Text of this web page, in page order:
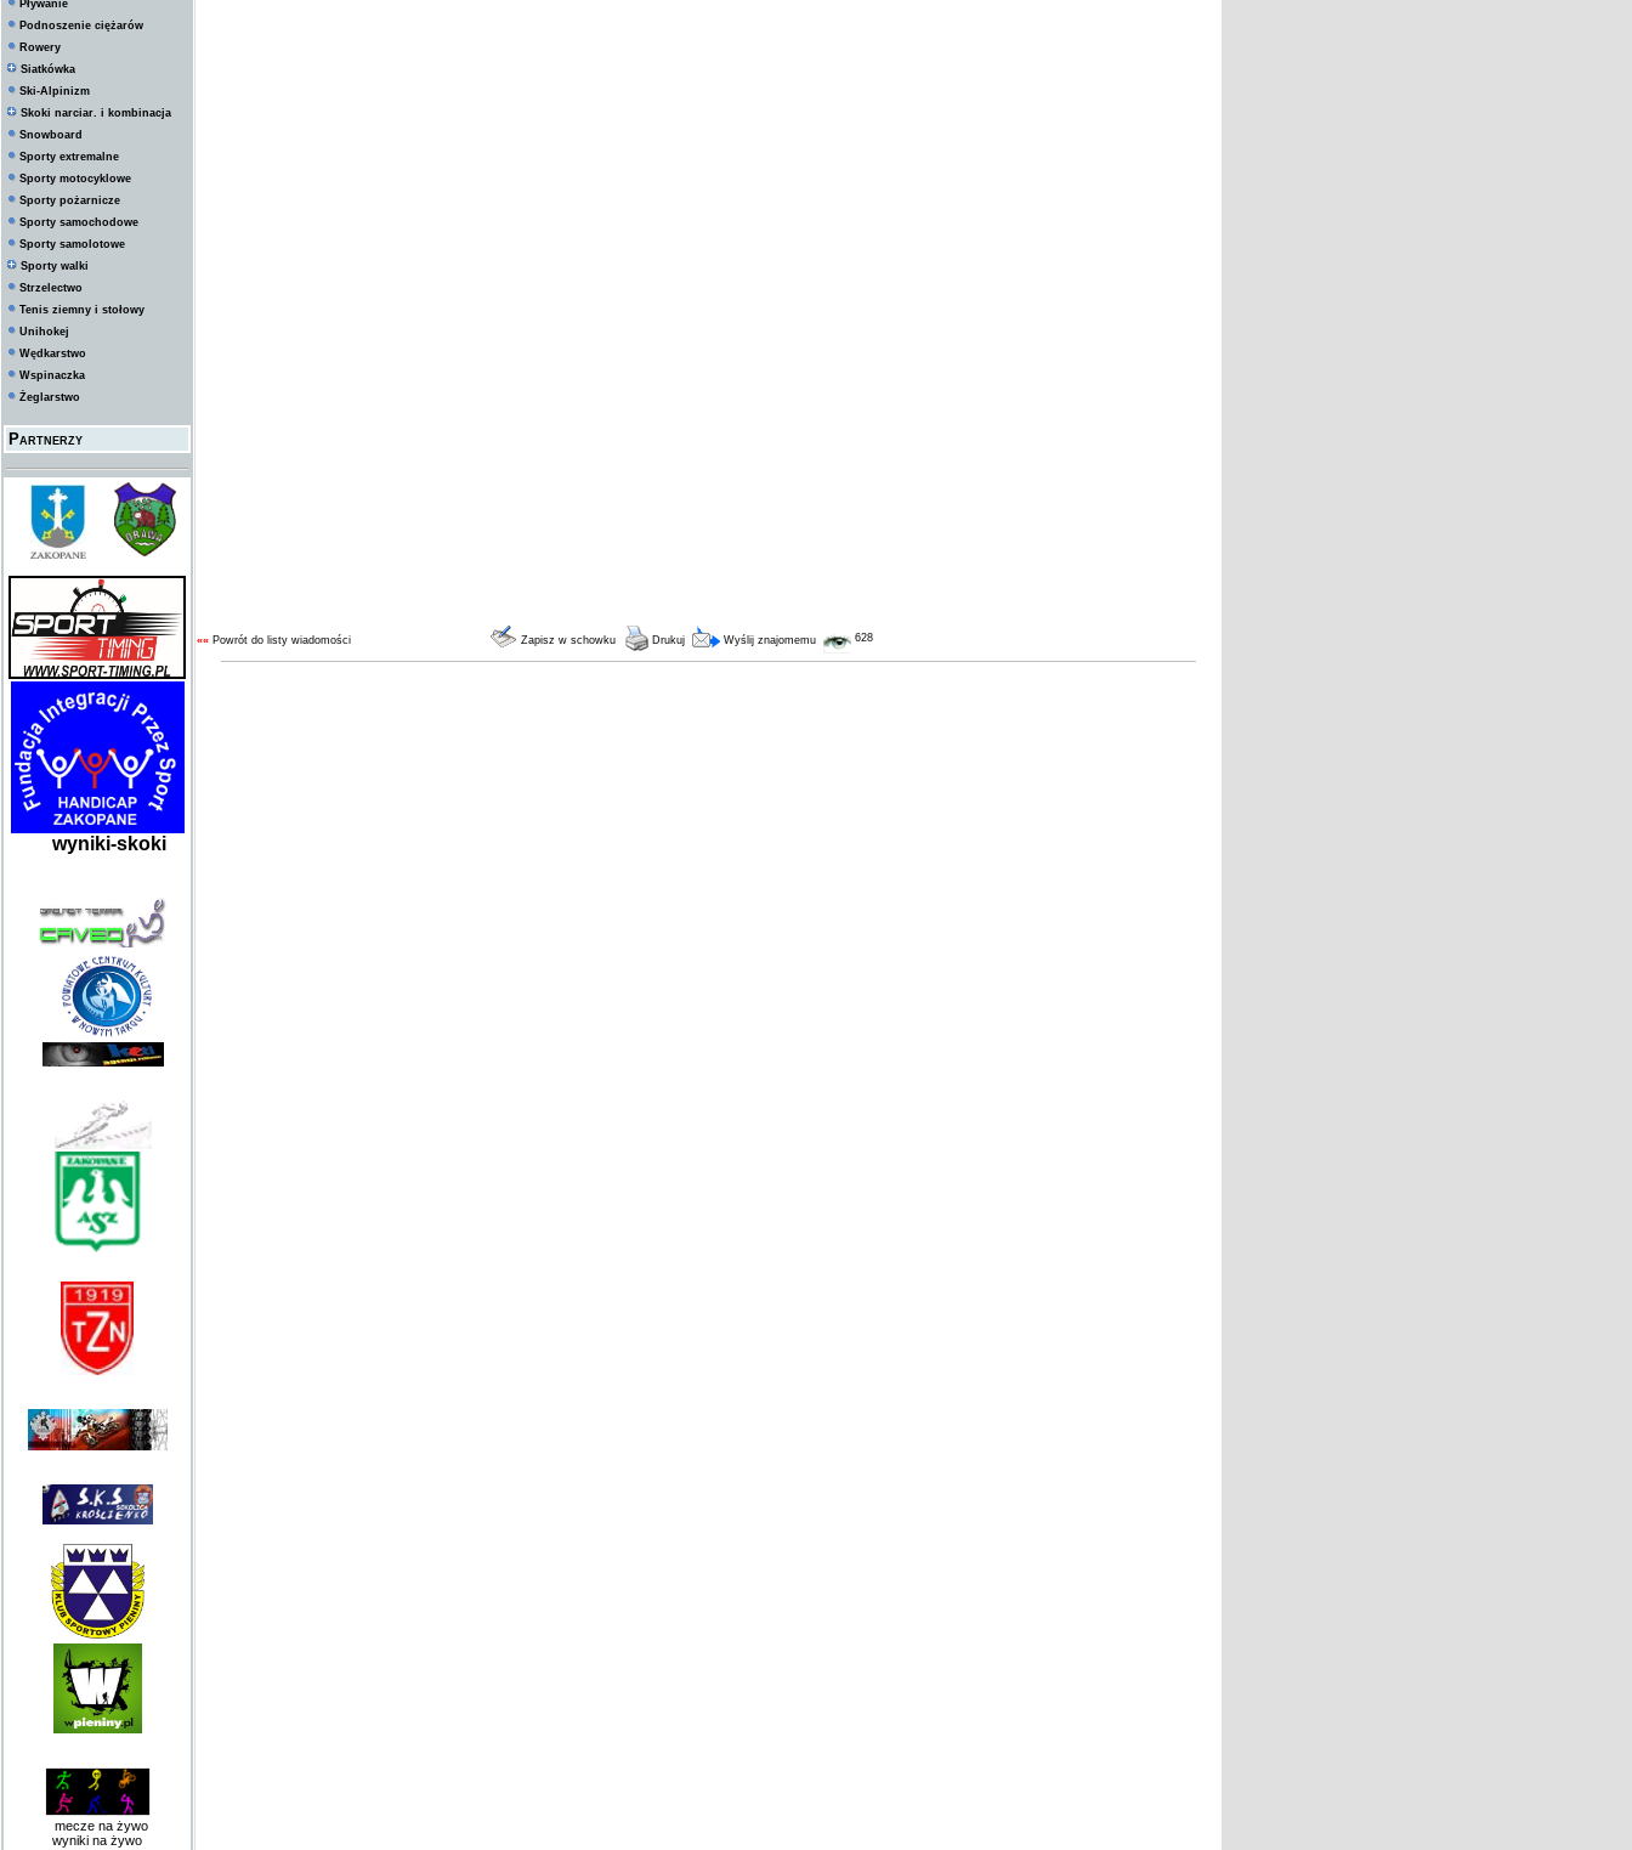
Pływanie
Podnoszenie ciężarów
Rowery
Siatkówka
Ski-Alpinizm
Skoki narciar. i kombinacja
Snowboard
Sporty extremalne
Sporty motocyklowe
Sporty pożarnicze
Sporty samochodowe
Sporty samolotowe
Sporty walki
Strzelectwo
Tenis ziemny i stołowy
Unihokej
Wędkarstwo
Wspinaczka
Żeglarstwo
Partnerzy
wyniki-skoki
mecze na żywo
wyniki na żywo
«« Powrót do listy wiadomości Zapisz w schowku Drukuj Wyślij znajomemu 628